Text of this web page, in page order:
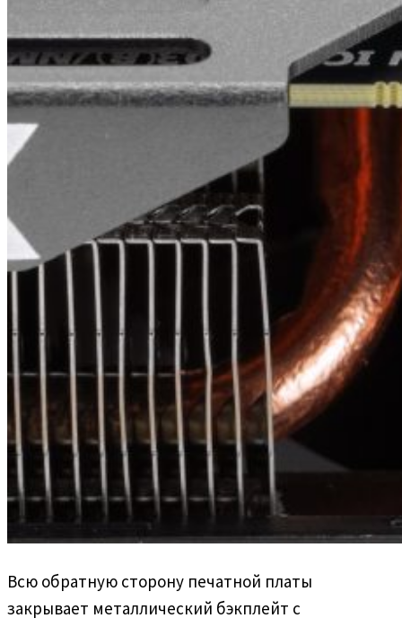
Всю обратную сторону печатной платы
закрывает металлический бэкплейт с